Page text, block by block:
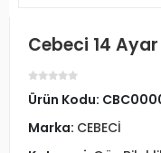
Cebeci 14
Ürün Kodu:
Marka: CEBECİ